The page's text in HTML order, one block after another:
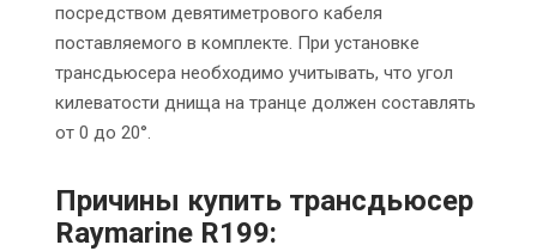
посредством девятиметрового кабеля
поставляемого в комплекте. При установке
трансдьюсера необходимо учитывать, что угол
килеватости днища на транце должен составлять
от 0 до 20°.
Причины купить трансдьюсер
Raymarine R199: